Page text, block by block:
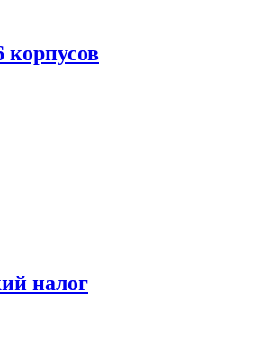
корпусов
налог